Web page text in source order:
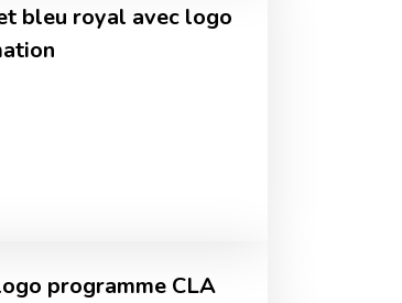
bleu royal avec logo
programme CLA